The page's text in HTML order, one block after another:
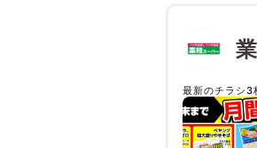
最新のチラシ3